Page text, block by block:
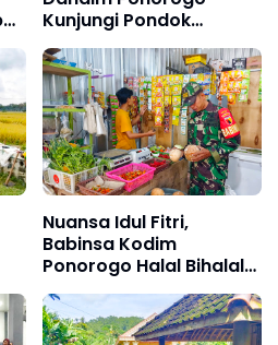
Kunjungi Pondok
Pesantren Al-Iman
Nuansa Idul Fitri,
Babinsa Kodim
Ponorogo Halal Bihalal
Sekaligus Monitoring
Stabilitas Harga
Sembako